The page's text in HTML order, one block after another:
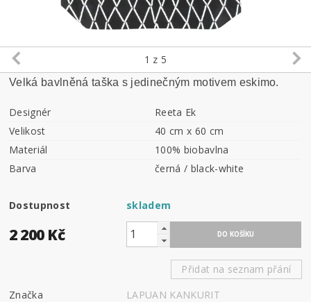
1 z 5
Velká bavlněná taška s jedinečným motivem eskimo.
Designér
Reeta Ek
Velikost
40 cm x 60 cm
Materiál
100% biobavlna
Barva
černá / black-white
Dostupnost skladem
2 200 Kč
Přidat na seznam přání
Značka
LAPUAN KANKURIT